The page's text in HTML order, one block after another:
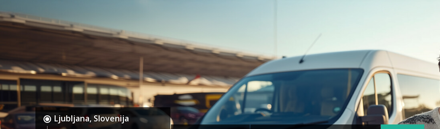
Ljubljana, Slovenija